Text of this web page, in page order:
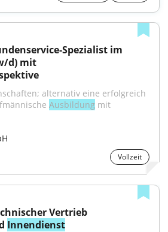
d) mit
alternativ eine erfolgreich
Ausbildung mit
Vollzeit
Vertrieb
Innendienst